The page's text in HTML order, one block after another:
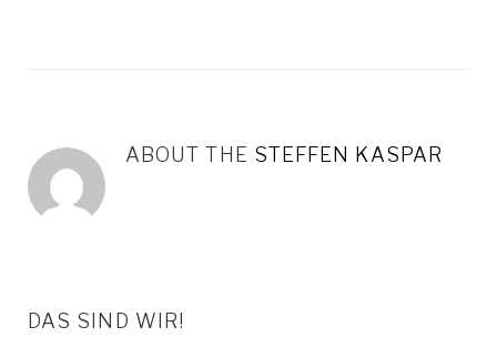
ABOUT THE STEFFEN KASPAR
DAS SIND WIR!